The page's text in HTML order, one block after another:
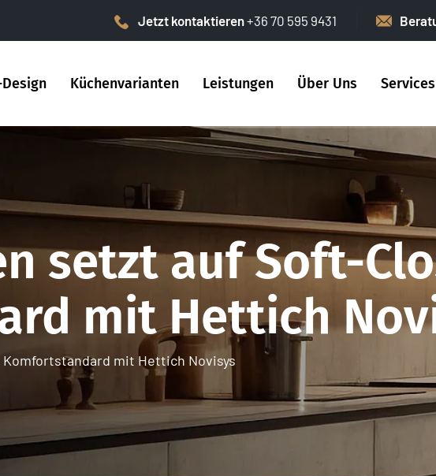
Jetzt kontaktieren+36 70 595 9431
Küchenvarianten Leistungen Über Uns Services
setzt auf Soft-
mit Hettich
mit Hettich Novisys